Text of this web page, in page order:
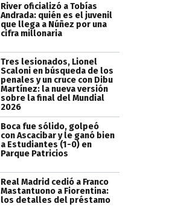
River oficializó a Tobías
Andrada: quién es el juvenil
que llega a Núñez por una
cifra millonaria
Tres lesionados, Lionel
Scaloni en búsqueda de los
penales y un cruce con Dibu
Martínez: la nueva versión
sobre la final del Mundial
2026
Boca fue sólido, golpeó
con Ascacibar y le ganó bien
a Estudiantes (1-0) en
Parque Patricios
Real Madrid cedió a Franco
Mastantuono a Fiorentina:
los detalles del préstamo